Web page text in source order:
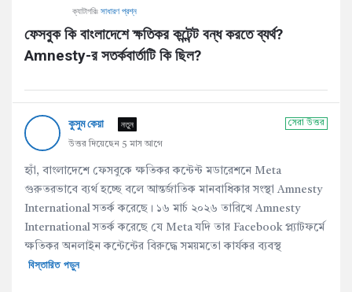
ক্যাটাগরিঃ সাধারণ প্রশ্ন
ফেসবুক কি বাংলাদেশে ক্ষতিকর কন্টেন্ট বন্ধ করতে ব্যর্থ?
Amnesty-র সতর্কবার্তাটি কি ছিল?
সেরা উত্তর
কুসুম কেয়া নতুন
উত্তর দিয়েছেন 5 মাস আগে
হ্যাঁ, বাংলাদেশে ফেসবুকে ক্ষতিকর কন্টেন্ট মডারেশনে Meta
গুরুতরভাবে ব্যর্থ হচ্ছে বলে আন্তর্জাতিক মানবাধিকার সংস্থা Amnesty
International সতর্ক করেছে। ১৬ মার্চ ২০২৬ তারিখে Amnesty
International সতর্ক করেছে যে Meta যদি তার Facebook প্ল্যাটফর্মে
ক্ষতিকর অনলাইন কন্টেন্টের বিরুদ্ধে সময়মতো কার্যকর ব্যবস্থ
বিস্তারিত পড়ুন